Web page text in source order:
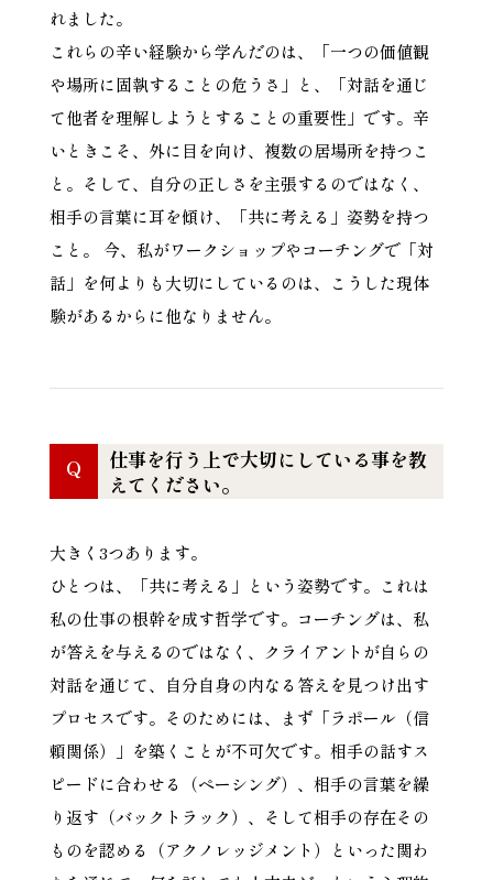
れました。
これらの辛い経験から学んだのは、「一つの価値観
や場所に固執することの危うさ」と、「対話を通じ
て他者を理解しようとすることの重要性」です。辛
いときこそ、外に目を向け、複数の居場所を持つこ
と。そして、自分の正しさを主張するのではなく、
相手の言葉に耳を傾け、「共に考える」姿勢を持つ
こと。 今、私がワークショップやコーチングで「対
話」を何よりも大切にしているのは、こうした現体
験があるからに他なりません。
Q
仕事を行う上で大切にしている事を教
えてください。
大きく3つあります。
ひとつは、「共に考える」という姿勢です。これは
私の仕事の根幹を成す哲学です。コーチングは、私
が答えを与えるのではなく、クライアントが自らの
対話を通じて、自分自身の内なる答えを見つけ出す
プロセスです。そのためには、まず「ラポール（信
頼関係）」を築くことが不可欠です。相手の話すス
ピードに合わせる（ペーシング）、相手の言葉を繰
り返す（バックトラック）、そして相手の存在その
ものを認める（アクノレッジメント）といった関わ